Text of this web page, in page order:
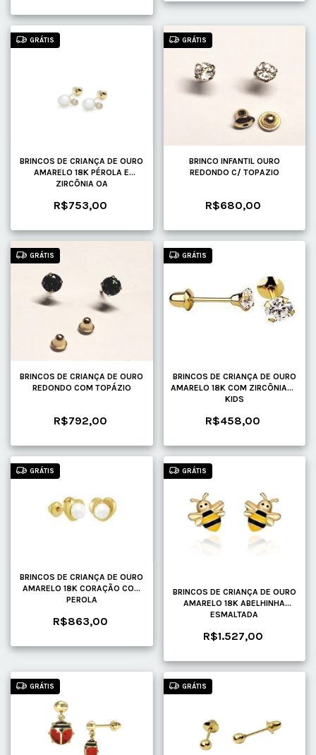
GRÁTIS
BRINCOS DE CRIANÇA DE OURO
AMARELO 18K PÉROLA E
ZIRCÔNIA OA
R$753,00
GRÁTIS
BRINCO INFANTIL OURO
REDONDO C/ TOPAZIO
R$680,00
GRÁTIS
BRINCOS DE CRIANÇA DE OURO
REDONDO COM TOPÁZIO
R$792,00
GRÁTIS
BRINCOS DE CRIANÇA DE OURO
AMARELO 18K COM ZIRCÔNIAS -
KIDS
R$458,00
GRÁTIS
BRINCOS DE CRIANÇA DE OURO
AMARELO 18K CORAÇÃO COM
PEROLA
R$863,00
GRÁTIS
BRINCOS DE CRIANÇA DE OURO
AMARELO 18K ABELHINHA
ESMALTADA
R$1.527,00
GRÁTIS GRÁTIS